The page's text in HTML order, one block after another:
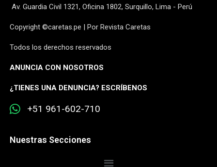
Av. Guardia Civil 1321, Oficina 1802, Surquillo, Lima - Perú
Copyright ©caretas.pe | Por Revista Caretas
Todos los derechos reservados
ANUNCIA CON NOSOTROS
¿TIENES UNA DENUNCIA? ESCRÍBENOS
+51 961-602-710
Nuestras Secciones